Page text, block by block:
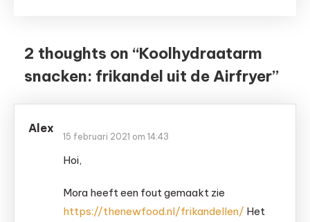
2 thoughts on “Koolhydraatarm
snacken: frikandel uit de Airfryer”
Alex
15 februari 2021 om 14:43
Hoi,
Mora heeft een fout gemaakt zie
https://thenewfood.nl/frikandellen/ Het